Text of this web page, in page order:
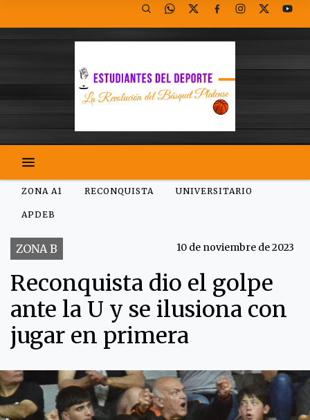
ZONA A1 RECONQUISTA UNIVERSITARIO
APDEB
ZONA B 10 de noviembre de 2023
Reconquista dio el golpe
ante la U y se ilusiona con
jugar en primera